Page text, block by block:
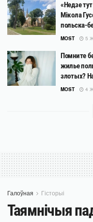
«Недзе
Мікола
польска-
MOST 5
Помните
жилье
злотых?
MOST 4
Галоўная Гісторыі
Таямнічыя